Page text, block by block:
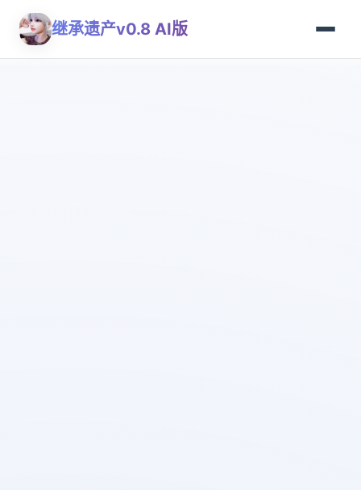
继承遗产v0.8 AI版